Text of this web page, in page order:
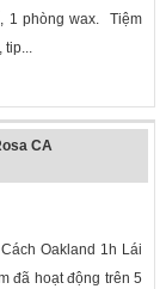
1 phòng wax. Tiệm
tip...
CA
Oakland 1h Lái
đã hoạt động trên 5